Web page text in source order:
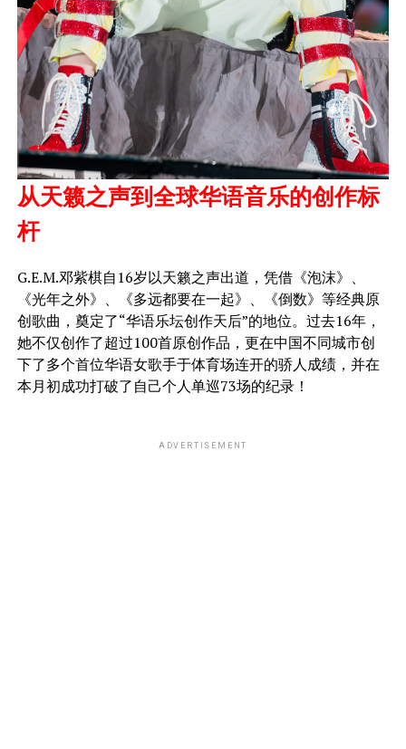
从天籁之声到全球华语音乐的创作标
杆
G.E.M.邓紫棋自16岁以天籁之声出道，凭借《泡沫》、
《光年之外》、《多远都要在一起》、《倒数》等经典原
创歌曲，奠定了“华语乐坛创作天后”的地位。过去16年，
她不仅创作了超过100首原创作品，更在中国不同城市创
下了多个首位华语女歌手于体育场连开的骄人成绩，并在
本月初成功打破了自己个人单巡73场的纪录！
ADVERTISEMENT